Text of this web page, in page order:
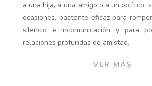
a una hija, a una amigo o a un político,
ocasiones, bastante eficaz para
silencio e incomunicación y para
relaciones profundas de amistad.
VER MÁS